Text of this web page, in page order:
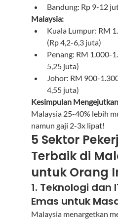
Bandung: Rp 9-12
Malaysia:
Kuala Lumpur: RM
(Rp 4,2-6,3 juta)
Penang: RM 1.000-
5,25 juta)
Johor: RM 900-
4,55 juta)
Kesimpulan Mengejutkan
Malaysia 25-40% lebih
namun gaji 2-3x lipat!
5 Sektor
Terbaik di
untuk Orang
1. Teknologi dan
Emas untuk
Malaysia menargetkan